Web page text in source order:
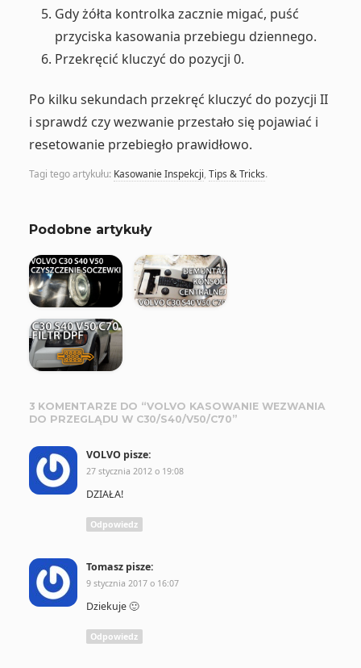
Gdy żółta kontrolka zacznie migać, puść
przyciska kasowania przebiegu dziennego.
Przekręcić kluczyć do pozycji 0.
Po kilku sekundach przekręć kluczyć do pozycji II
i sprawdź czy wezwanie przestało się pojawiać i
resetowanie przebiegło prawidłowo.
Tagi tego artykułu: Kasowanie Inspekcji, Tips & Tricks.
Podobne artykuły
3 KOMENTARZE DO “VOLVO KASOWANIE WEZWANIA
DO PRZEGLĄDU W C30/S40/V50/C70”
VOLVO pisze:
27 stycznia 2012 o 19:08
DZIAŁA!
Odpowiedz
Tomasz pisze:
9 stycznia 2017 o 16:07
Dziekuje 🙂
Odpowiedz